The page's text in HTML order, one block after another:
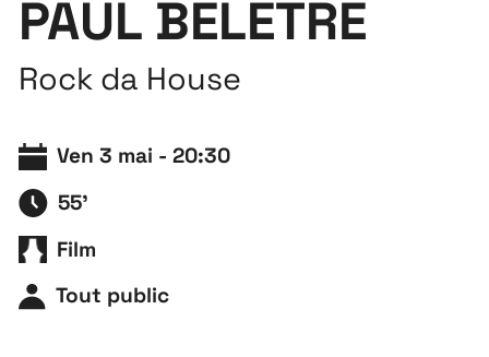
PAUL BELÊTRE
Rock da House
Ven 3 mai - 20:30
55'
Film
Tout public